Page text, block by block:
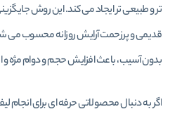
تر و طبیعی‌ تر ایجاد می‌ کند. این روش
قدیمی و پرزحمت آرایش روزانه محسوب می‌ شود
بدون آسیب، باعث افزایش حجم و دوام مژه
اگر به دنبال محصولاتی حرفه‌ ای برای انجام